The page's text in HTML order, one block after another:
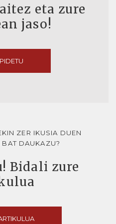
eta zure
jaso!
ZER IKUSIA DUEN
BAT DAUKAZU?
Bidali zure